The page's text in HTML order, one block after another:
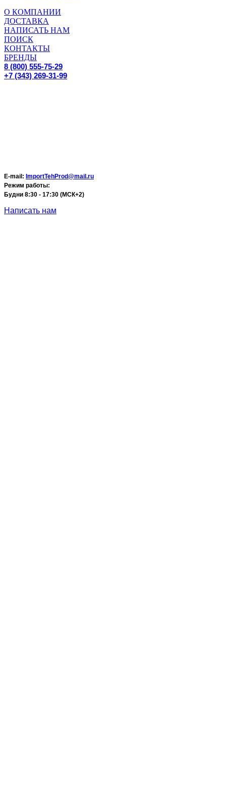
О КОМПАНИИ
ДОСТАВКА
НАПИСАТЬ НАМ
ПОИСК
КОНТАКТЫ
БРЕНДЫ
8 (800) 555-75-29
+7 (343) 269-31-99
E-mail: ImportTehProd@mail.ru
Режим работы:
Будни 8:30 - 17:30 (МСК+2)
Написать нам